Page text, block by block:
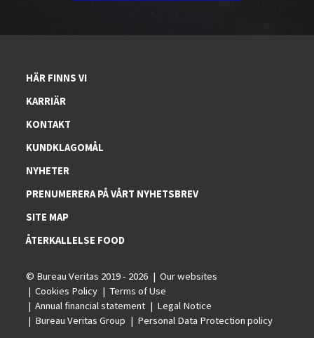
HÄR FINNS VI
KARRIÄR
KONTAKT
KUNDKLAGOMÅL
NYHETER
PRENUMERERA PÅ VÅRT NYHETSBREV
SITE MAP
ÅTERKALLELSE FOOD
© Bureau Veritas 2019 - 2026
Our websites
Cookies Policy
Terms of Use
Annual financial statement
Legal Notice
Bureau Veritas Group
Personal Data Protection policy